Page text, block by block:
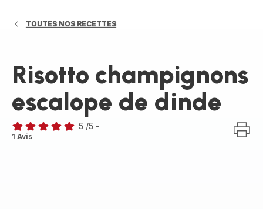
TOUTES NOS RECETTES
Risotto champignons
escalope de dinde
Avis
5 /5 -
1 Avis